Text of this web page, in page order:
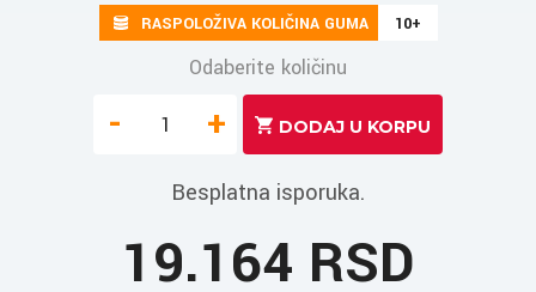
RASPOLOŽIVA KOLIČINA GUMA 10+
Odaberite količinu
- +
Besplatna isporuka.
19.164 RSD